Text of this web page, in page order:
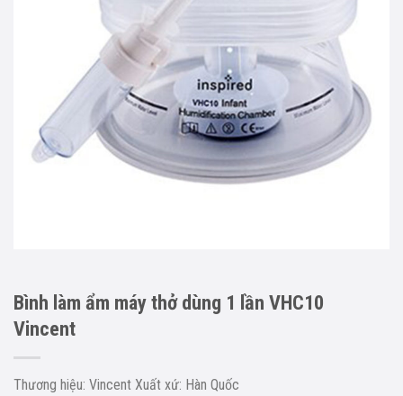
Bình làm ẩm máy thở dùng 1 lần VHC10
Vincent
Thương hiệu: Vincent Xuất xứ: Hàn Quốc